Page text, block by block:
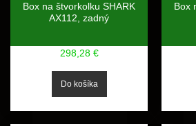
Box na štvorkolku SHARK
AX112, zadný
298,28 €
Box